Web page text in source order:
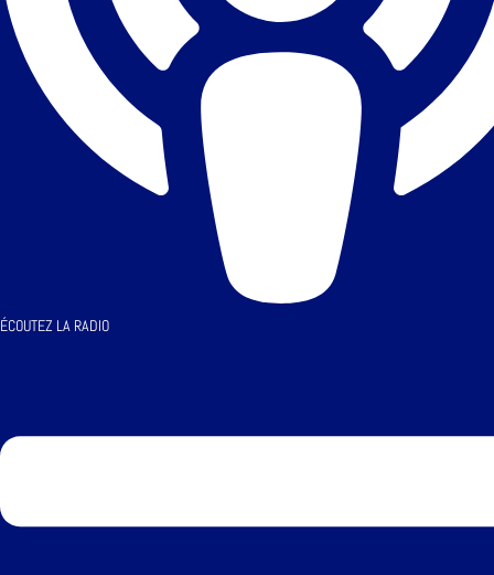
ÉCOUTEZ LA RADIO